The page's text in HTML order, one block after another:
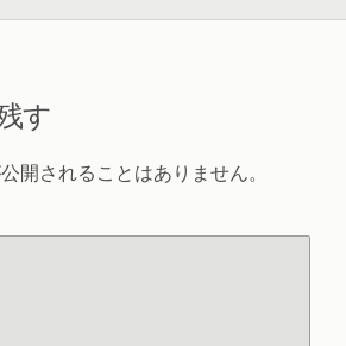
す
開されることはありません。